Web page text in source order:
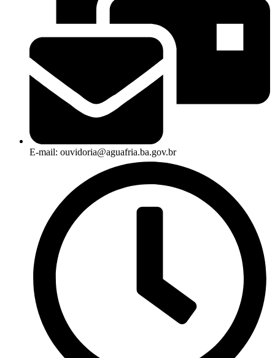
E-mail: ouvidoria@aguafria.ba.gov.br